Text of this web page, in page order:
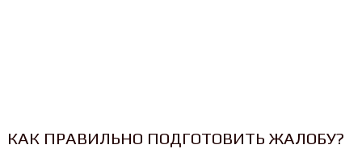
КАК ПРАВИЛЬНО ПОДГОТОВИТЬ ЖАЛОБУ?